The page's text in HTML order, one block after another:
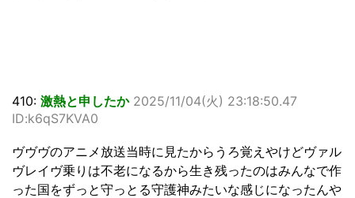
410: 激熱と申したか 2025/11/04(火) 23:18:50.47
ID:k6qS7KVA0
ヴヴヴのアニメ放送当時に見たからうろ覚えやけどヴァル
ヴレイヴ乗りは不老になるから生き残ったのはみんなで作
った国をずっと守っとる守護神みたいな感じになったんや